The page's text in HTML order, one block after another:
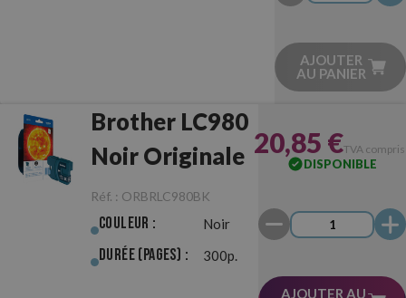
AJOUTER
AU PANIER
Brother LC980
Noir Originale
Réf. : ORBRLC980BK
Couleur : Noir
Durée (pages) : 300p.
20,85 €TVA
DISPONIBLE
AJOUTER AU